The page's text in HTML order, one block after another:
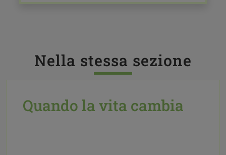
Nella stessa sezione
Quando la vita cambia